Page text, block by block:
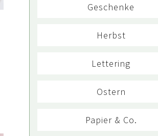
Geschenke
Herbst
Lettering
Ostern
Papier & Co.